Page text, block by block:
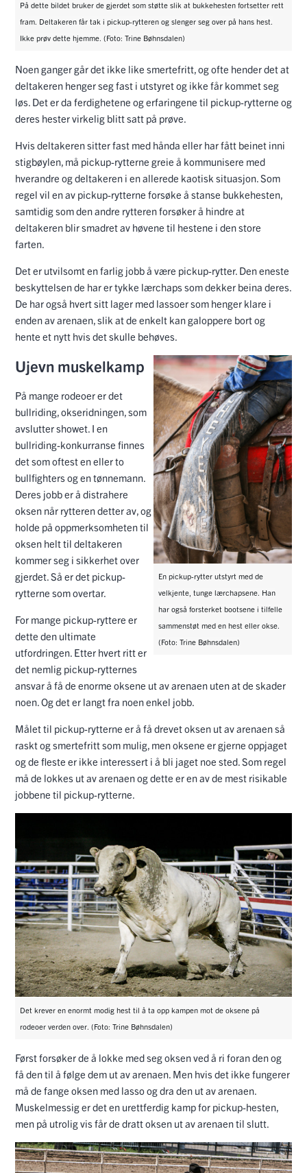
På dette bildet bruker de gjerdet som støtte slik at bukkehesten fortsetter rett
fram. Deltakeren får tak i pickup-rytteren og slenger seg over på hans hest.
Ikke prøv dette hjemme. (Foto: Trine Bøhnsdalen)
Noen ganger går det ikke like smertefritt, og ofte hender det at
deltakeren henger seg fast i utstyret og ikke får kommet seg
løs. Det er da ferdighetene og erfaringene til pickup-rytterne og
deres hester virkelig blitt satt på prøve.
Hvis deltakeren sitter fast med hånda eller har fått beinet inni
stigbøylen, må pickup-rytterne greie å kommunisere med
hverandre og deltakeren i en allerede kaotisk situasjon. Som
regel vil en av pickup-rytterne forsøke å stanse bukkehesten,
samtidig som den andre rytteren forsøker å hindre at
deltakeren blir smadret av høvene til hestene i den store
farten.
Det er utvilsomt en farlig jobb å være pickup-rytter. Den eneste
beskyttelsen de har er tykke lærchaps som dekker beina deres.
De har også hvert sitt lager med lassoer som henger klare i
enden av arenaen, slik at de enkelt kan galoppere bort og
hente et nytt hvis det skulle behøves.
En pickup-rytter utstyrt med de
velkjente, tunge lærchapsene. Han
har også forsterket bootsene i tilfelle
sammenstøt med en hest eller okse.
(Foto: Trine Bøhnsdalen)
Ujevn muskelkamp
På mange rodeoer er det
bullriding, okseridningen, som
avslutter showet. I en
bullriding-konkurranse finnes
det som oftest en eller to
bullfighters og en tønnemann.
Deres jobb er å distrahere
oksen når rytteren detter av, og
holde på oppmerksomheten til
oksen helt til deltakeren
kommer seg i sikkerhet over
gjerdet. Så er det pickup-
rytterne som overtar.
For mange pickup-ryttere er
dette den ultimate
utfordringen. Etter hvert ritt er
det nemlig pickup-rytternes
ansvar å få de enorme oksene ut av arenaen uten at de skader
noen. Og det er langt fra noen enkel jobb.
Målet til pickup-rytterne er å få drevet oksen ut av arenaen så
raskt og smertefritt som mulig, men oksene er gjerne oppjaget
og de fleste er ikke interessert i å bli jaget noe sted. Som regel
må de lokkes ut av arenaen og dette er en av de mest risikable
jobbene til pickup-rytterne.
Det krever en enormt modig hest til å ta opp kampen mot de oksene på
rodeoer verden over. (Foto: Trine Bøhnsdalen)
Først forsøker de å lokke med seg oksen ved å ri foran den og
få den til å følge dem ut av arenaen. Men hvis det ikke fungerer
må de fange oksen med lasso og dra den ut av arenaen.
Muskelmessig er det en urettferdig kamp for pickup-hesten,
men på utrolig vis får de dratt oksen ut av arenaen til slutt.